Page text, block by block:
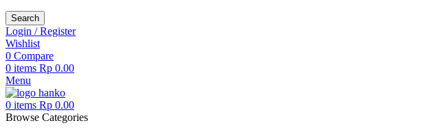
Search
Login / Register
Wishlist
0 Compare
0 items Rp 0.00
Menu
0 items Rp 0.00
Browse Categories